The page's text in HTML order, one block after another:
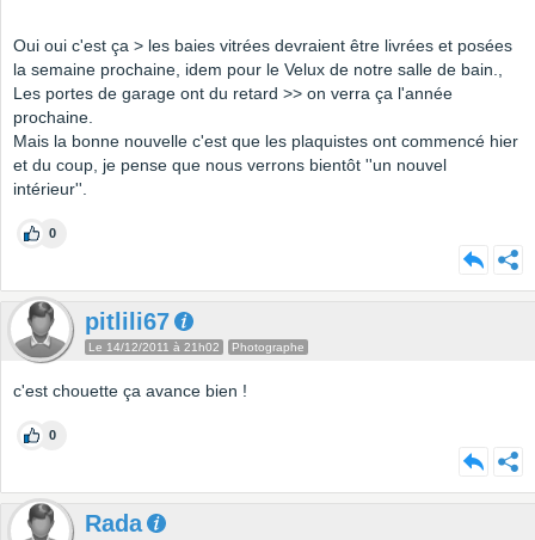
Oui oui c'est ça > les baies vitrées devraient être livrées et posées
la semaine prochaine, idem pour le Velux de notre salle de bain.,
Les portes de garage ont du retard >> on verra ça l'année
prochaine.
Mais la bonne nouvelle c'est que les plaquistes ont commencé hier
et du coup, je pense que nous verrons bientôt ''un nouvel
intérieur''.
0
pitlili67
Le 14/12/2011 à 21h02 Photographe
c'est chouette ça avance bien !
0
Rada